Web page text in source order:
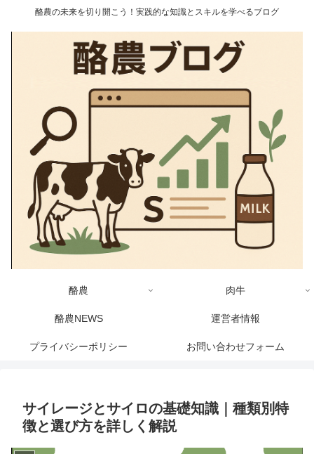
酪農の未来を切り開こう！実践的な知識とスキルを学べるブログ
酪農 肉牛
酪農NEWS 運営者情報
プライバシーポリシー お問い合わせフォーム
サイレージとサイロの基礎知識｜種類別特
徴と選び方を詳しく解説